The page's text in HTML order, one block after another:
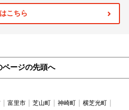
こちら
ページの先頭へ
富里市 芝山町 神崎町
横芝光町